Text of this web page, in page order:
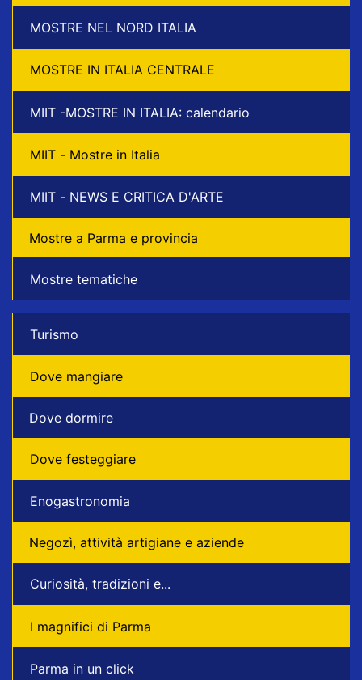
MOSTRE NEL NORD ITALIA
MOSTRE IN ITALIA CENTRALE
MIIT -MOSTRE IN ITALIA: calendario
MIIT - Mostre in Italia
MIIT - NEWS E CRITICA D'ARTE
Mostre a Parma e provincia
Mostre tematiche
Turismo
Dove mangiare
Dove dormire
Dove festeggiare
Enogastronomia
Negozì, attività artigiane e aziende
Curiosità, tradizioni e...
I magnifici di Parma
Parma in un click